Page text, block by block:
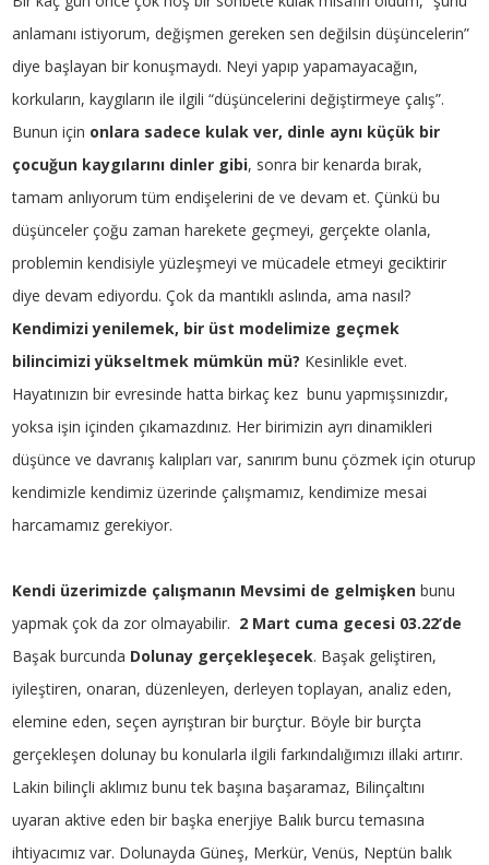
anlamanı istiyorum, değişmen gereken sen değilsin düşüncelerin”
diye başlayan bir konuşmaydı. Neyi yapıp yapamayacağın,
korkuların, kaygıların ile ilgili “düşüncelerini değiştirmeye çalış”.
Bunun için onlara sadece kulak ver, dinle aynı küçük bir
çocuğun kaygılarını dinler gibi, sonra bir kenarda bırak,
tamam anlıyorum tüm endişelerini de ve devam et. Çünkü bu
düşünceler çoğu zaman harekete geçmeyi, gerçekte olanla,
problemin kendisiyle yüzleşmeyi ve mücadele etmeyi geciktirir
diye devam ediyordu. Çok da mantıklı aslında, ama nasıl?
Kendimizi yenilemek, bir üst modelimize geçmek
bilincimizi yükseltmek mümkün mü? Kesinlikle evet.
Hayatınızın bir evresinde hatta birkaç kez bunu yapmışsınızdır,
yoksa işin içinden çıkamazdınız. Her birimizin ayrı dinamikleri
düşünce ve davranış kalıpları var, sanırım bunu çözmek için oturup
kendimizle kendimiz üzerinde çalışmamız, kendimize mesai
harcamamız gerekiyor.
Kendi üzerimizde çalışmanın Mevsimi de gelmişkenbunu
yapmak çok da zor olmayabilir. 2 Mart cuma gecesi 03.22’de
Başak burcunda Dolunay gerçekleşecek. Başak geliştiren,
iyileştiren, onaran, düzenleyen, derleyen toplayan, analiz eden,
elemine eden, seçen ayrıştıran bir burçtur. Böyle bir burçta
gerçekleşen dolunay bu konularla ilgili farkındalığımızı illaki artırır.
Lakin bilinçli aklımız bunu tek başına başaramaz, Bilinçaltını
uyaran aktive eden bir başka enerjiye Balık burcu temasına
ihtiyacımız var. Dolunayda Güneş, Merkür, Venüs, Neptün balık